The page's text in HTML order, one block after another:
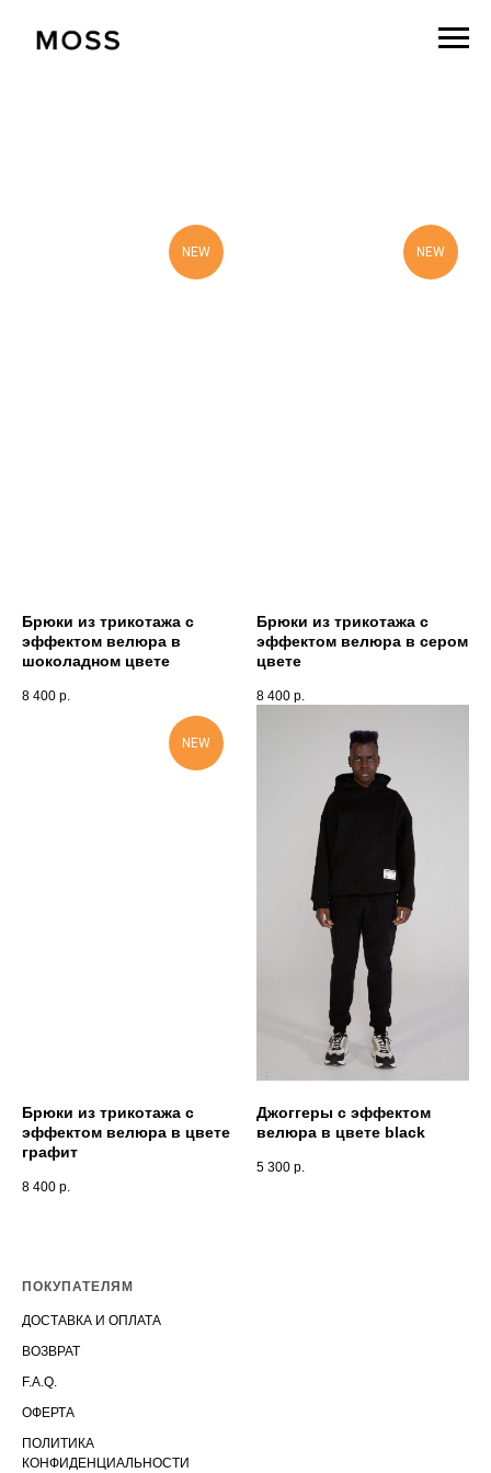
NEW
Брюки из трикотажа с
эффектом велюра в
шоколадном цвете
8 400 р.
NEW
Брюки из трикотажа с
эффектом велюра в сером
цвете
8 400 р.
NEW
Брюки из трикотажа с
эффектом велюра в цвете
графит
8 400 р.
Джоггеры с эффектом
велюра в цвете black
5 300 р.
ПОКУПАТЕЛЯМ
ДОСТАВКА И ОПЛАТА
ВОЗВРАТ
F.A.Q.
ОФЕРТА
ПОЛИТИКА
КОНФИДЕНЦИАЛЬНОСТИ